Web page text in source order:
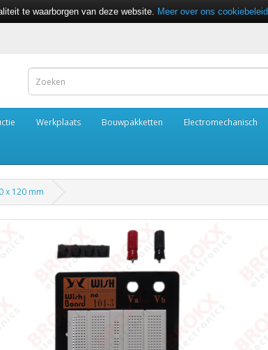
Werkplaats Bouwpakketten Electromechanisch
x 120 mm
te waarborgen van deze website. Meer over ons cookiebeleid